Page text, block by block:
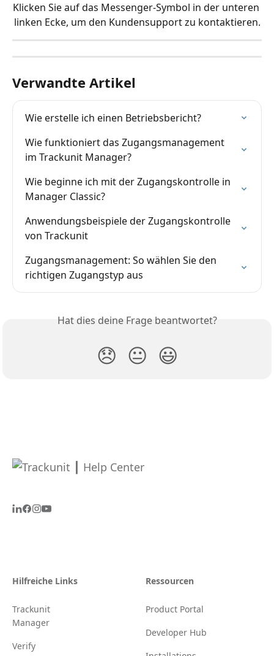
Klicken Sie auf das Messenger-Symbol in der unteren
linken Ecke, um den Kundensupport zu kontaktieren.
Verwandte Artikel
Wie erstelle ich einen Betriebsbericht?
Wie funktioniert das Zugangsmanagement
im Trackunit Manager?
Wie beginne ich mit der Zugangskontrolle in
Manager Classic?
Anwendungsbeispiele der Zugangskontrolle
von Trackunit
Zugangsmanagement: So wählen Sie den
richtigen Zugangstyp aus
Hat dies deine Frage beantwortet?
😞 😐 😃
Hilfreiche Links
Trackunit
Manager
Verify
Ressourcen
Product Portal
Developer Hub